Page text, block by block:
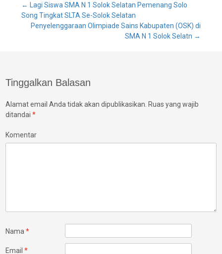
Post
← Lagi Siswa SMA N 1 Solok Selatan Pemenang Solo
Song Tingkat SLTA Se-Solok Selatan
Penyelenggaraan Olimpiade Sains Kabupaten (OSK) di
SMA N 1 Solok Selatn →
Tinggalkan Balasan
Alamat email Anda tidak akan dipublikasikan. Ruas yang wajib
ditandai*
Komentar
Nama*
Email*